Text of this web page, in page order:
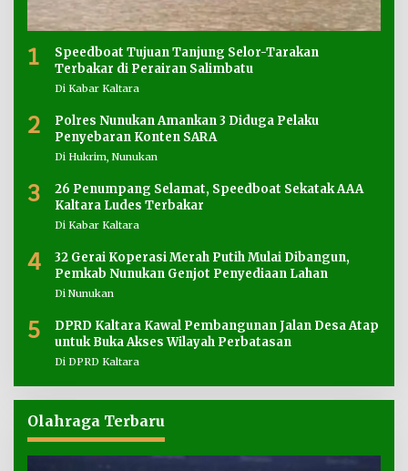
1
Speedboat Tujuan Tanjung Selor-Tarakan
Terbakar di Perairan Salimbatu
Di Kabar Kaltara
2
Polres Nunukan Amankan 3 Diduga Pelaku
Penyebaran Konten SARA
Di Hukrim, Nunukan
3
26 Penumpang Selamat, Speedboat Sekatak AAA
Kaltara Ludes Terbakar
Di Kabar Kaltara
4
32 Gerai Koperasi Merah Putih Mulai Dibangun,
Pemkab Nunukan Genjot Penyediaan Lahan
Di Nunukan
5
DPRD Kaltara Kawal Pembangunan Jalan Desa Atap
untuk Buka Akses Wilayah Perbatasan
Di DPRD Kaltara
Olahraga Terbaru